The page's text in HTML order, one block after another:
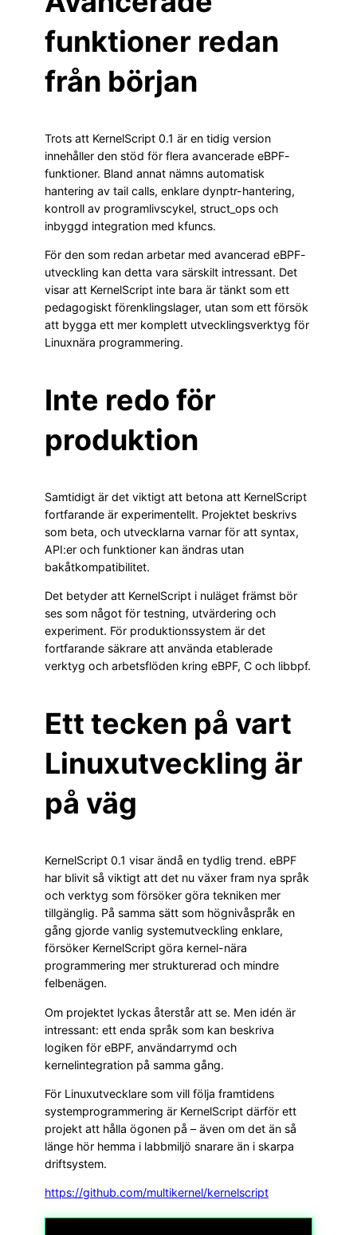
funktioner redan
från början
Trots att KernelScript 0.1 är en tidig version
innehåller den stöd för flera avancerade eBPF-
funktioner. Bland annat nämns automatisk
hantering av tail calls, enklare dynptr-hantering,
kontroll av programlivscykel, struct_ops och
inbyggd integration med kfuncs.
För den som redan arbetar med avancerad eBPF-
utveckling kan detta vara särskilt intressant. Det
visar att KernelScript inte bara är tänkt som ett
pedagogiskt förenklingslager, utan som ett försök
att bygga ett mer komplett utvecklingsverktyg för
Linuxnära programmering.
Inte redo för
produktion
Samtidigt är det viktigt att betona att KernelScript
fortfarande är experimentellt. Projektet beskrivs
som beta, och utvecklarna varnar för att syntax,
API:er och funktioner kan ändras utan
bakåtkompatibilitet.
Det betyder att KernelScript i nuläget främst bör
ses som något för testning, utvärdering och
experiment. För produktionssystem är det
fortfarande säkrare att använda etablerade
verktyg och arbetsflöden kring eBPF, C och libbpf.
Ett tecken på vart
Linuxutveckling är
på väg
KernelScript 0.1 visar ändå en tydlig trend. eBPF
har blivit så viktigt att det nu växer fram nya språk
och verktyg som försöker göra tekniken mer
tillgänglig. På samma sätt som högnivåspråk en
gång gjorde vanlig systemutveckling enklare,
försöker KernelScript göra kernel-nära
programmering mer strukturerad och mindre
felbenägen.
Om projektet lyckas återstår att se. Men idén är
intressant: ett enda språk som kan beskriva
logiken för eBPF, användarrymd och
kernelintegration på samma gång.
För Linuxutvecklare som vill följa framtidens
systemprogrammering är KernelScript därför ett
projekt att hålla ögonen på – även om det än så
länge hör hemma i labbmiljö snarare än i skarpa
driftsystem.
https://github.com/multikernel/kernelscript